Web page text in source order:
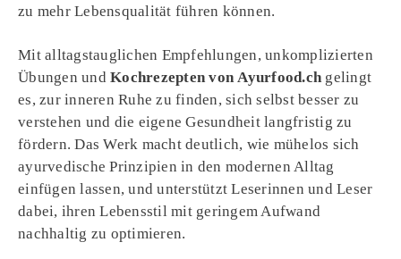
zu mehr Lebensqualität führen können.
Mit alltagstauglichen Empfehlungen, unkomplizierten
Übungen undKochrezepten von Ayurfood.ch gelingt
es, zur inneren Ruhe zu finden, sich selbst besser zu
verstehen und die eigene Gesundheit langfristig zu
fördern. Das Werk macht deutlich, wie mühelos sich
ayurvedische Prinzipien in den modernen Alltag
einfügen lassen, und unterstützt Leserinnen und Leser
dabei, ihren Lebensstil mit geringem Aufwand
nachhaltig zu optimieren.